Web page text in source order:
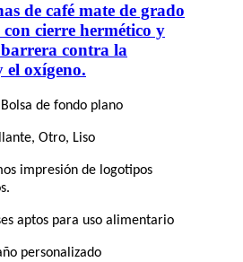
de café mate de grado
cierre hermético y
contra la
el oxígeno.
Bolsa de fondo plano
Otro, Liso
impresión de logotipos
aptos para uso alimentario
personalizado